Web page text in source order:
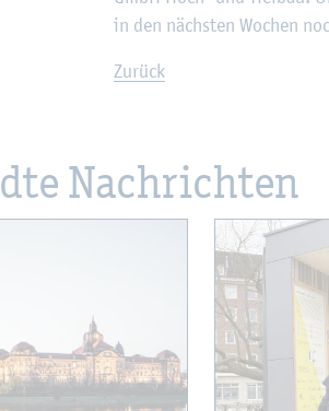
in den nächs­ten Wo­chen
Zu­rück
Nach­rich­ten